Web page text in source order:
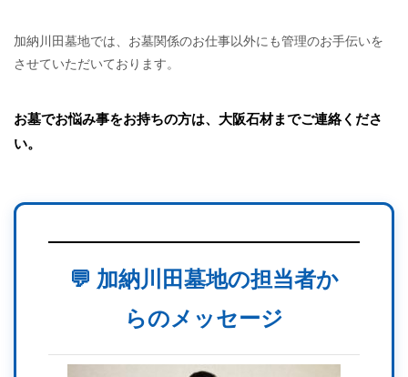
加納川田墓地では、お墓関係のお仕事以外にも管理のお手伝いを
させていただいております。
お墓でお悩み事をお持ちの方は、大阪石材までご連絡くださ
い。
💬 加納川田墓地の担当者か
らのメッセージ